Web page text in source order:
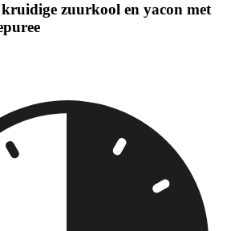
zuurkool en yacon met